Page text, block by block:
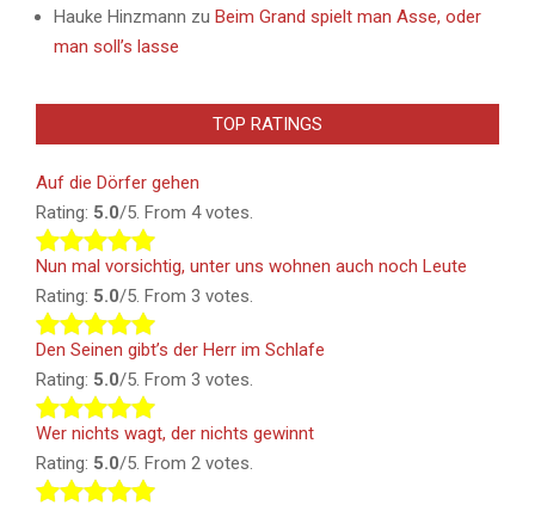
Hauke Hinzmann zu Beim Grand spielt man Asse, oder
man soll’s lasse
TOP RATINGS
Auf die Dörfer gehen
Rating: 5.0/5. From 4 votes.
Nun mal vorsichtig, unter uns wohnen auch noch Leute
Rating: 5.0/5. From 3 votes.
Den Seinen gibt’s der Herr im Schlafe
Rating: 5.0/5. From 3 votes.
Wer nichts wagt, der nichts gewinnt
Rating: 5.0/5. From 2 votes.